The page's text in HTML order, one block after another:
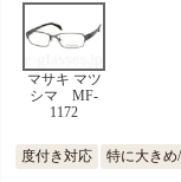
マサキ マツ
シマ MF-
1172
度付き対応 特に大きめ